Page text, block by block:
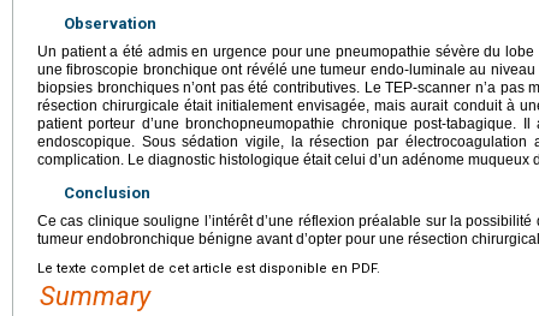
Observation
Un patient a été admis en urgence pour une pneumopathie sévère du
une fibroscopie bronchique ont révélé une tumeur endo-luminale au
biopsies bronchiques n’ont pas été contributives. Le TEP-scanner n’a pas
résection chirurgicale était initialement envisagée, mais aurait conduit à
patient porteur d’une bronchopneumopathie chronique post-tabagique.
endoscopique. Sous sédation vigile, la résection par
complication. Le diagnostic histologique était celui d’un adénome muqueux
Conclusion
Ce cas clinique souligne l’intérêt d’une réflexion préalable sur la
tumeur endobronchique bénigne avant d’opter pour une résection
Le texte complet de cet article est disponible en PDF.
Summary